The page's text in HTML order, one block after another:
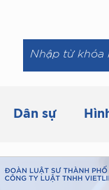
Dân sự
& Đầu tư